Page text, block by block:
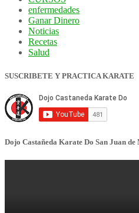
enfermedades
Ganar Dinero
Noticias
Recetas
Salud
SUSCRIBETE Y PRACTICA KARATE
Dojo Castañeda Karate Do San Juan